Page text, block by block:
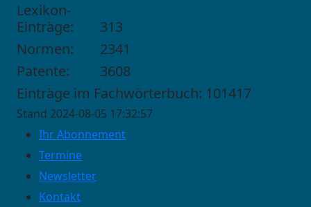
Lexikon-
Einträge:
313
Normen:
2341
Patente:
3608
Einträge im Fachwörterbuch: 101417
Stand 2024-08-05 17:32:57
Ihr Abonnement
Termine
Newsletter
Kontakt